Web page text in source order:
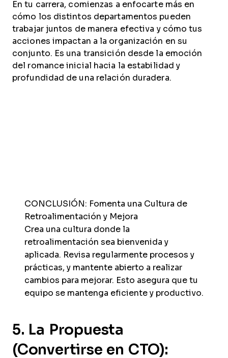
En tu carrera, comienzas a enfocarte más en
cómo los distintos departamentos pueden
trabajar juntos de manera efectiva y cómo tus
acciones impactan a la organización en su
conjunto. Es una transición desde la emoción
del romance inicial hacia la estabilidad y
profundidad de una relación duradera.
CONCLUSIÓN: Fomenta una Cultura de
Retroalimentación y Mejora
Crea una cultura donde la
retroalimentación sea bienvenida y
aplicada. Revisa regularmente procesos y
prácticas, y mantente abierto a realizar
cambios para mejorar. Esto asegura que tu
equipo se mantenga eficiente y productivo.
5. La Propuesta
(Convertirse en CTO):